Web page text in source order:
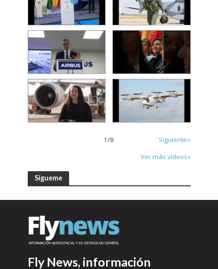
1/8
Siguiente»
Ver más vídeos»
Sígueme
Fly News, información